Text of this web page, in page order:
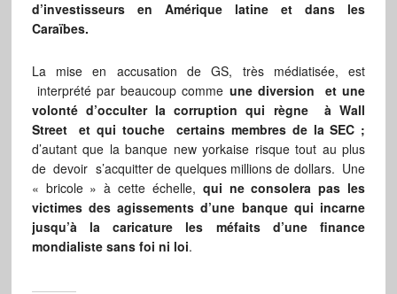
d’investisseurs en Amérique latine et dans les
Caraïbes.
La mise en accusation de GS, très médiatisée, est
interprété par beaucoup comme une diversion et une
volonté d’occulter la corruption qui règne à Wall
Street et qui touche certains membres de la SEC ;
d’autant que la banque new yorkaise risque tout au plus
de devoir s’acquitter de quelques millions de dollars. Une
« bricole » à cette échelle, qui ne consolera pas les
victimes des agissements d’une banque qui incarne
jusqu’à la caricature les méfaits d’une finance
mondialiste sans foi ni loi.